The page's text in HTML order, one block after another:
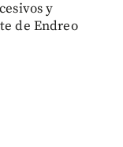
y
de Endreo